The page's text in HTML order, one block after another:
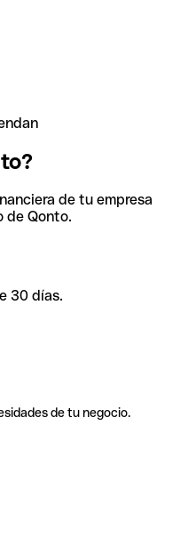
de tu empresa
de Qonto.
30 días.
de tu negocio.